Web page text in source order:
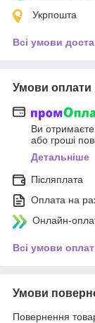
Укрпошта
Всі умови
Умови оплати
Ви
або гроші
Детальніше
Післяплата
Оплата на
Онлайн-
Всі умови
Умови
Повернення